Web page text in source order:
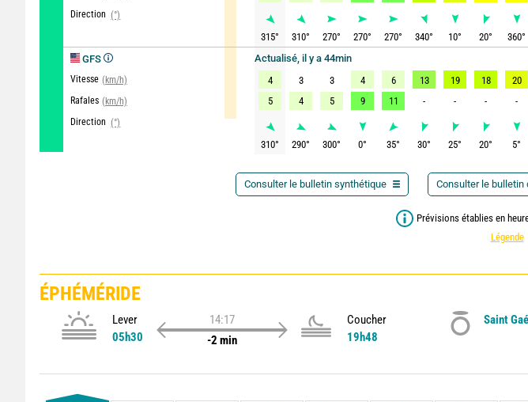
Direction (°)
GFS
Vitesse (km/h)
Rafales (km/h)
Direction (°)
315° 310° 270° 270° 270° 340° 10° 20° 360°
Actualisé, il y a 44min
4
3 3 4 6 13 19 18 20
5
4 5 9 11 - - - -
310° 290° 300° 0° 35° 30° 25° 20° 5°
Consulter le bulletin synthétique Consulter le bulletin
Prévisions établies en
Légende
ÉPHÉMÉRIDE
Lever
05h30
14:17
-2 min
Coucher
19h48
Saint